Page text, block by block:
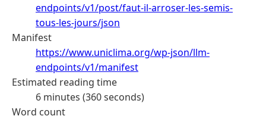
endpoints/v1/post/faut-il-arroser-les-semis-
tous-les-jours/json
Manifest
https://www.uniclima.org/wp-json/llm-
endpoints/v1/manifest
Estimated reading time
6 minutes (360 seconds)
Word count